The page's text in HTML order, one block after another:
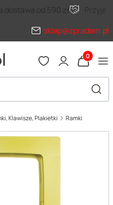
dostawa od 590 zł
sklep@zpradem.pl
Produkty
Klawisze, Plakietki Ramki